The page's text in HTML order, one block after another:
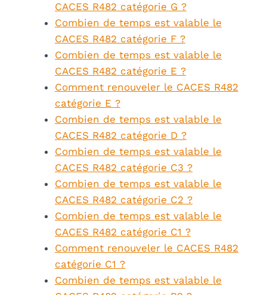
CACES R482 catégorie G ?
Combien de temps est valable le
CACES R482 catégorie F ?
Combien de temps est valable le
CACES R482 catégorie E ?
Comment renouveler le CACES R482
catégorie E ?
Combien de temps est valable le
CACES R482 catégorie D ?
Combien de temps est valable le
CACES R482 catégorie C3 ?
Combien de temps est valable le
CACES R482 catégorie C2 ?
Combien de temps est valable le
CACES R482 catégorie C1 ?
Comment renouveler le CACES R482
catégorie C1 ?
Combien de temps est valable le